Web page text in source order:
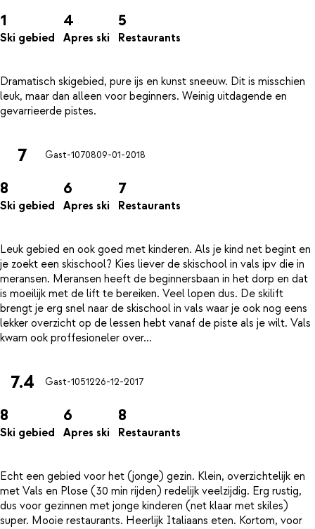
1
Ski gebied
4
Apres ski
5
Restaurants
Dramatisch skigebied, pure ijs en kunst sneeuw. Dit is misschien
leuk, maar dan alleen voor beginners. Weinig uitdagende en
7 Gast-1070809-01-2018
8
Ski gebied
6
Apres ski
7
Restaurants
Leuk gebied en ook goed met kinderen. Als je kind net begint en
je zoekt een skischool? Kies liever de skischool in vals ipv die in
meransen. Meransen heeft de beginnersbaan in het dorp en dat
is moeilijk met de lift te bereiken. Veel lopen dus. De skilift
brengt je erg snel naar de skischool in vals waar je ook nog eens
lekker overzicht op de lessen hebt vanaf de piste als je wilt. Vals
7.4 Gast-1051226-12-2017
8
Ski gebied
6
Apres ski
8
Restaurants
Echt een gebied voor het (jonge) gezin. Klein, overzichtelijk en
met Vals en Plose (30 min rijden) redelijk veelzijdig. Erg rustig,
dus voor gezinnen met jonge kinderen (net klaar met skiles)
super. Mooie restaurants. Heerlijk Italiaans eten. Kortom, voor